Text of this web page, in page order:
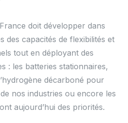
doit développer dans
des capacités de flexibilités et
tout en déployant des
: les batteries stationnaires,
décarboné pour
nos industries ou encore les
aujourd’hui des priorités.